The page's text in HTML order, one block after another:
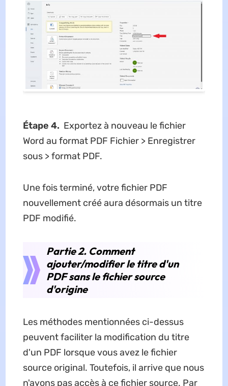
Étape 4. Exportez à nouveau le fichier
Word au format PDF Fichier > Enregistrer
sous > format PDF.
Une fois terminé, votre fichier PDF
nouvellement créé aura désormais un titre
PDF modifié.
Partie 2. Comment
ajouter/modifier le titre d'un
PDF sans le fichier source
d'origine
Les méthodes mentionnées ci-dessus
peuvent faciliter la modification du titre
d'un PDF lorsque vous avez le fichier
source original. Toutefois, il arrive que nous
n'ayons pas accès à ce fichier source. Par